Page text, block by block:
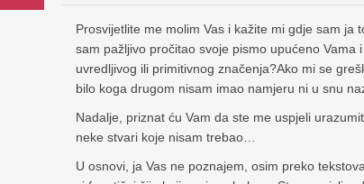
Prosvijetlite me molim Vas i kažite mi gdje sam ja
sam pažljivo pročitao svoje pismo upućeno Vama
uvredljivog ili primitivnog značenja?Ako mi se
bilo koga drugom nisam imao namjeru ni u snu
Nadalje, priznat ću Vam da ste me uspjeli
neke stvari koje nisam trebao…
U osnovi, ja Vas ne poznajem, osim preko